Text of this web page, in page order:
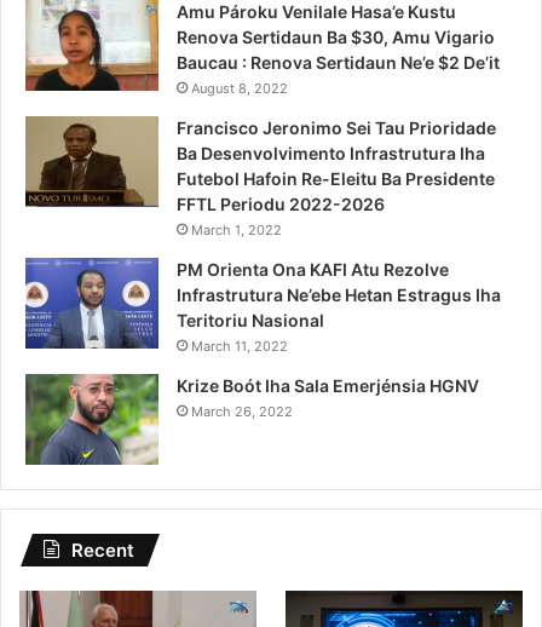
Amu Pároku Venilale Hasa’e Kustu
Renova Sertidaun Ba $30, Amu Vigario
Baucau : Renova Sertidaun Ne’e $2 De’it
August 8, 2022
Francisco Jeronimo Sei Tau Prioridade
Ba Desenvolvimento Infrastrutura Iha
Futebol Hafoin Re-Eleitu Ba Presidente
FFTL Periodu 2022-2026
March 1, 2022
PM Orienta Ona KAFI Atu Rezolve
Infrastrutura Ne’ebe Hetan Estragus Iha
Teritoriu Nasional
March 11, 2022
Krize Boót Iha Sala Emerjénsia HGNV
March 26, 2022
Recent